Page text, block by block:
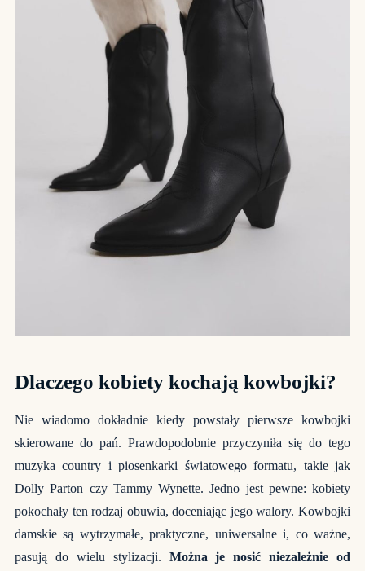
Dlaczego kobiety kochają kowbojki?
Nie wiadomo dokładnie kiedy powstały pierwsze kowbojki
skierowane do pań. Prawdopodobnie przyczyniła się do tego
muzyka country i piosenkarki światowego formatu, takie jak
Dolly Parton czy Tammy Wynette. Jedno jest pewne: kobiety
pokochały ten rodzaj obuwia, doceniając jego walory. Kowbojki
damskie są wytrzymałe, praktyczne, uniwersalne i, co ważne,
pasują do wielu stylizacji. Można je nosić niezależnie od